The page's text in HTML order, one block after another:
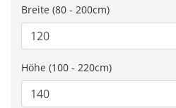
Breite (80 - 200cm)
Höhe (100 - 220cm)